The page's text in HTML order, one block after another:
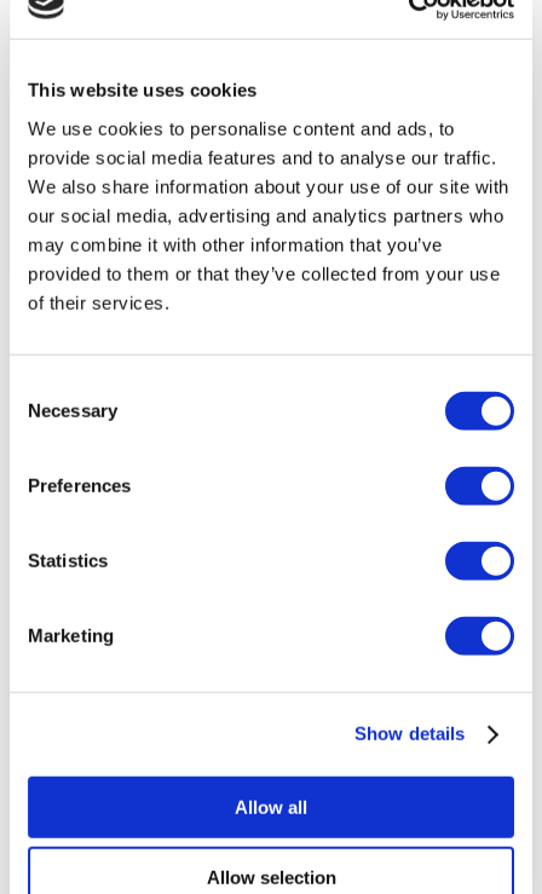
This website uses cookies
We use cookies to personalise content and ads, to
provide social media features and to analyse our traffic.
We also share information about your use of our site with
our social media, advertising and analytics partners who
may combine it with other information that you’ve
provided to them or that they’ve collected from your use
of their services.
Selection
Necessary
Preferences
Statistics
Marketing
Show details
Allow all
Allow selection
Video dei pazienti Flymedi
Destinazioni(1 Opt. Selezionato)
Regioni
Voivodato della
pomerania occidentale
Voivodato della Slesia (1)
TÜRSAB – Le transazioni su flymedi.com sono gestite da
MIRAC SARA TOURISM, un'agenzia di viaggi di Gruppo
Tutti i trattamenti sono effettuati da un istituto sanitario
certificato per il turismo sanitario.
Autori & Revisori
Flymedi Programma di Riferimento
Carriere